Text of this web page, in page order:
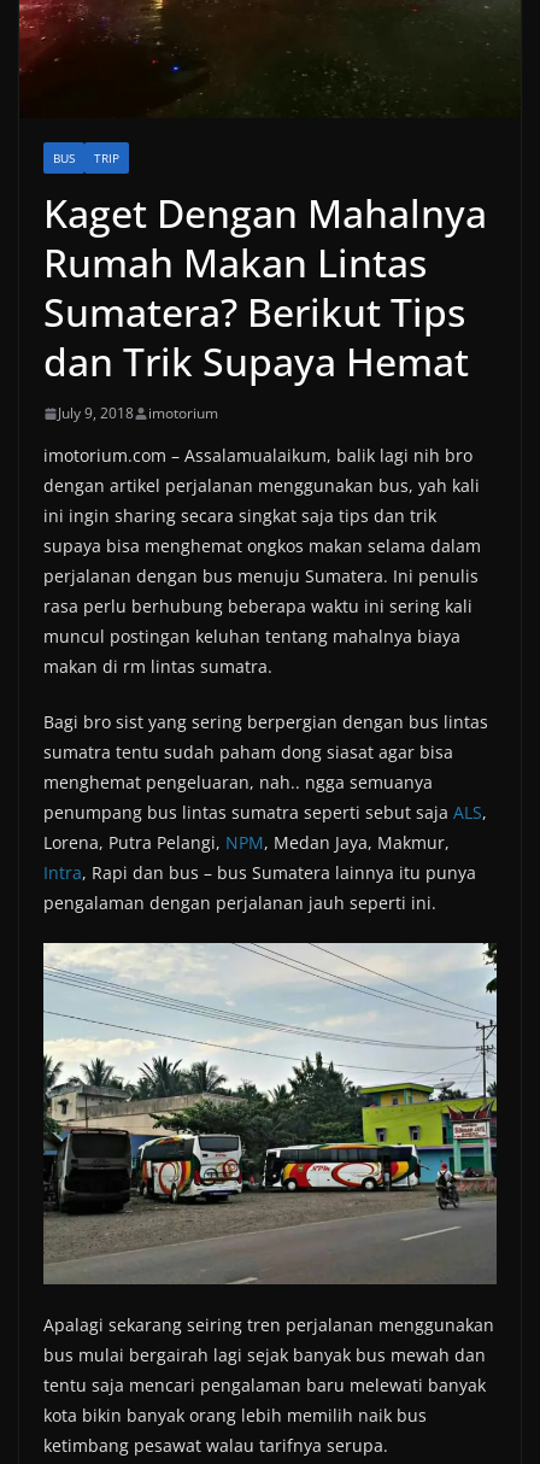
BUS TRIP
Kaget Dengan Mahalnya
Rumah Makan Lintas
Sumatera? Berikut Tips
dan Trik Supaya Hemat
July 9, 2018 imotorium
imotorium.com – Assalamualaikum, balik lagi nih bro
dengan artikel perjalanan menggunakan bus, yah kali
ini ingin sharing secara singkat saja tips dan trik
supaya bisa menghemat ongkos makan selama dalam
perjalanan dengan bus menuju Sumatera. Ini penulis
rasa perlu berhubung beberapa waktu ini sering kali
muncul postingan keluhan tentang mahalnya biaya
makan di rm lintas sumatra.
Bagi bro sist yang sering berpergian dengan bus lintas
sumatra tentu sudah paham dong siasat agar bisa
menghemat pengeluaran, nah.. ngga semuanya
penumpang bus lintas sumatra seperti sebut saja ALS,
Lorena, Putra Pelangi, NPM, Medan Jaya, Makmur,
Intra, Rapi dan bus – bus Sumatera lainnya itu punya
pengalaman dengan perjalanan jauh seperti ini.
Apalagi sekarang seiring tren perjalanan menggunakan
bus mulai bergairah lagi sejak banyak bus mewah dan
tentu saja mencari pengalaman baru melewati banyak
kota bikin banyak orang lebih memilih naik bus
ketimbang pesawat walau tarifnya serupa.